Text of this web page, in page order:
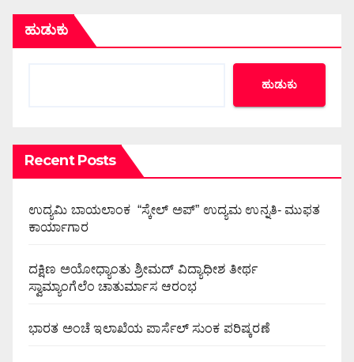
ಹುಡುಕು
ಹುಡುಕು
Recent Posts
ಉದ್ಯಮಿ ಬಾಯಲಾಂಕ “ಸ್ಕೇಲ್ ಅಪ್” ಉದ್ಯಮ ಉನ್ನತಿ- ಮುಫತ
ಕಾರ್ಯಾಗಾರ
ದಕ್ಷಿಣ ಅಯೋಧ್ಯಾಂತು ಶ್ರೀಮದ್ ವಿದ್ಯಾಧೀಶ ತೀರ್ಥ
ಸ್ವಾಮ್ಯಾಂಗೆಲೆಂ ಚಾತುರ್ಮಾಸ ಆರಂಭ
ಭಾರತ ಅಂಚೆ ಇಲಾಖೆಯ ಪಾರ್ಸೆಲ್ ಸುಂಕ ಪರಿಷ್ಕರಣೆ